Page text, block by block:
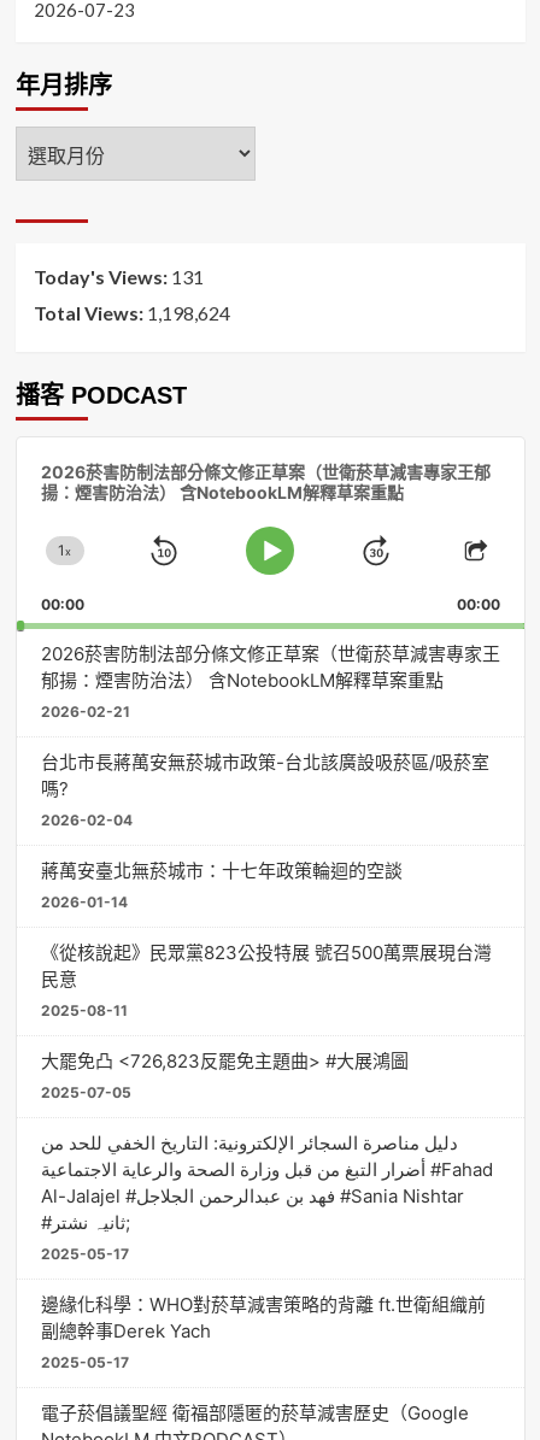
2026-07-23
年月排序
年
月
Today's Views: 131
Total Views: 1,198,624
播客 PODCAST
2026菸害防制法部分條文修正草案（世衛菸草減害專家王郁
揚：煙害防治法） 含NotebookLM解釋草案重點
Change
Rate
1x
Skip
Play
Jump
Forward
Share
00:00 00:00
2026菸害防制法部分條文修正草案（世衛菸草減害專家王
郁揚：煙害防治法） 含NotebookLM解釋草案重點
2026-02-21
台北市長蔣萬安無菸城市政策-台北該廣設吸菸區/吸菸室
嗎?
2026-02-04
蔣萬安臺北無菸城市：十七年政策輪迴的空談
2026-01-14
《從核說起》民眾黨823公投特展 號召500萬票展現台灣
民意
2025-08-11
大罷免凸 <726,823反罷免主題曲> #大展鴻圖
2025-07-05
دليل مناصرة السجائر الإلكترونية: التاريخ الخفي للحد من
أضرار التبغ من قبل وزارة الصحة والرعاية الاجتماعية #Fahad
Al-Jalajel #فهد بن عبدالرحمن الجلاجل #Sania Nishtar
#ثانیہ نشتر;
2025-05-17
邊緣化科學：WHO對菸草減害策略的背離 ft.世衛組織前
副總幹事Derek Yach
2025-05-17
電子菸倡議聖經 衛福部隱匿的菸草減害歷史（Google